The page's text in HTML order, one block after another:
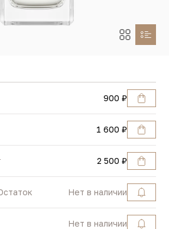
900 ₽
1 600 ₽
2 500 ₽
Нет в наличии
Нет в наличии